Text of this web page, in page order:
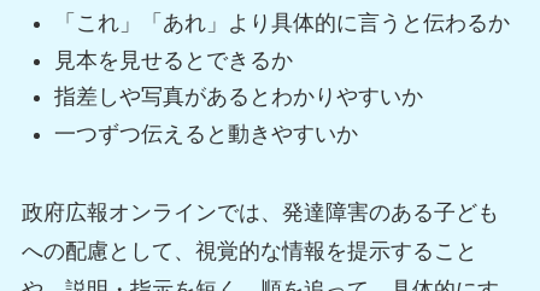
「これ」「あれ」より具体的に言うと伝わるか
見本を見せるとできるか
指差しや写真があるとわかりやすいか
一つずつ伝えると動きやすいか
政府広報オンラインでは、発達障害のある子ども
への配慮として、視覚的な情報を提示すること